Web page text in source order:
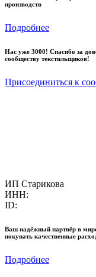
производств
Подробнее
Нас уже 3000! Спасибо за
сообществу текстильщиков!
Присоединиться к
ИП Старикова
ИНН:
ID:
Ваш надёжный партнёр в
покупать качественные
Подробнее